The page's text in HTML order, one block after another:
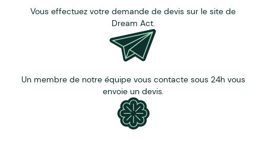
Vous effectuez votre demande de devis sur le site de
Dream Act.
Un membre de notre équipe vous contacte sous 24h vous
envoie un devis.